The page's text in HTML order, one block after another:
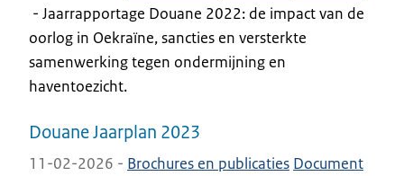
- Jaarrapportage Douane 2022: de impact van de
oorlog in Oekraïne, sancties en versterkte
samenwerking tegen ondermijning en
haventoezicht.
Douane Jaarplan 2023
11-02-2026 - Brochures en publicaties Document